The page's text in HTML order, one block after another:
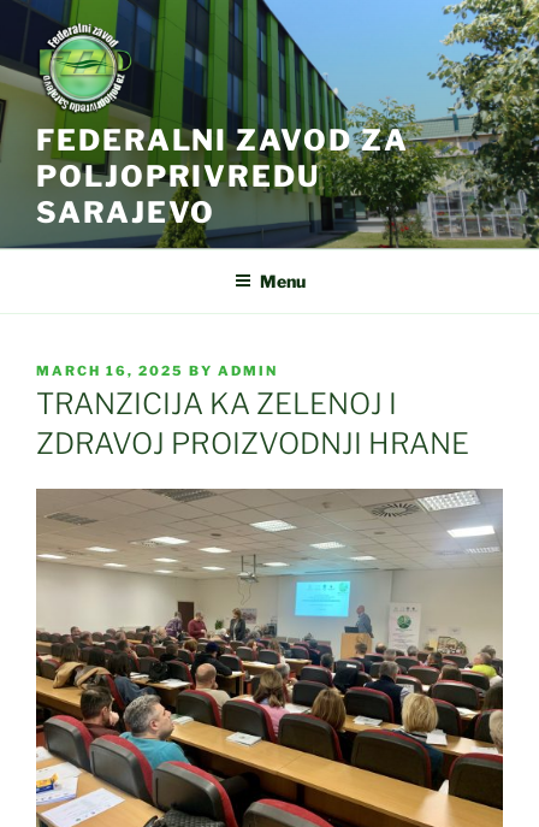
Skip
content
FEDERALNI ZAVOD ZA
POLJOPRIVREDU
SARAJEVO
Menu
POSTED
ON
MARCH 16, 2025 BY ADMIN
TRANZICIJA KA ZELENOJ I
ZDRAVOJ PROIZVODNJI HRANE